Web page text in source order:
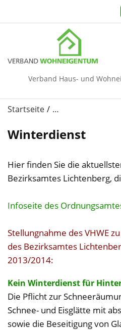
Verband Haus- und
Startseite …
Winterdienst
Hier finden Sie die
Bezirksamtes Lichtenberg,
Infoseite des
Stellungnahme des VHWE
des Bezirksamtes
2013/2014:
Kein Winterdienst für
Die Pflicht zur
Schnee- und Eisglätte mit
sowie die Beseitigung von